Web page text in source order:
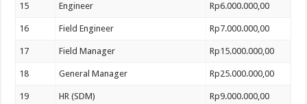
15 Engineer Rp6.000.000,00
16 Field Engineer Rp7.000.000,00
17 Field Manager Rp15.000.000,00
18 General Manager Rp25.000.000,00
19 HR (SDM) Rp9.000.000,00